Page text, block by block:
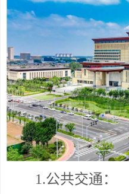
1.公共交通：